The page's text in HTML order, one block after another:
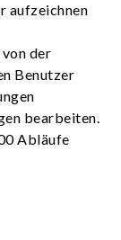
aufzeichnen
der
Benutzer
bearbeiten.
Abläufe